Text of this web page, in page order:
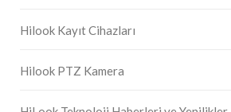
Hilook Kayıt Cihazları
Hilook PTZ Kamera